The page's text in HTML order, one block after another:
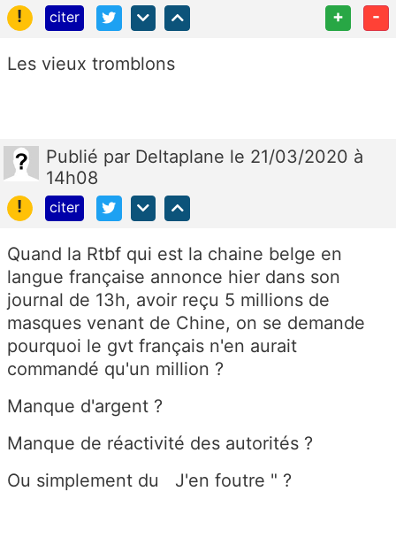
!
citer + -
Les vieux tromblons
Publié par Deltaplane le 21/03/2020 à
14h08
!
citer
Quand la Rtbf qui est la chaine belge en
langue française annonce hier dans son
journal de 13h, avoir reçu 5 millions de
masques venant de Chine, on se demande
pourquoi le gvt français n'en aurait
commandé qu'un million ?
Manque d'argent ?
Manque de réactivité des autorités ?
Ou simplement du J'en foutre " ?